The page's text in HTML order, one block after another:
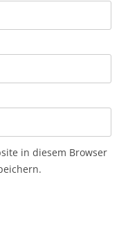
in diesem Browser